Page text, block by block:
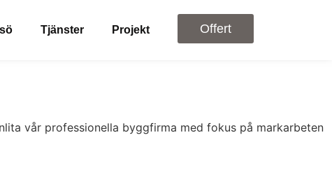
Tjänster Projekt Offert
vår professionella byggfirma med fokus på markarbeten